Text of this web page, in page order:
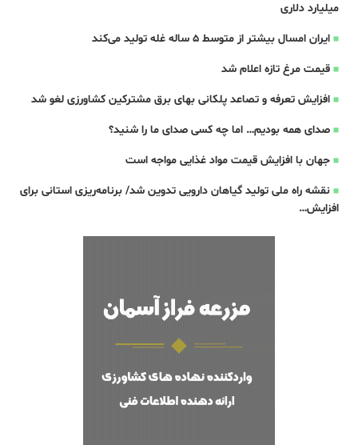
میلیارد دلاری
ایران امسال بیشتر از متوسط 5 ساله غله تولید می‌کند
قیمت مرغ تازه اعلام شد
افزایش تعرفه و تصاعد پلکانی بهای برق مشترکین کشاورزی لغو شد
صدای همه بودیم… اما چه کسی صدای ما را شنید؟
جهان با افزایش قیمت مواد غذایی مواجه است
نقشه راه ملی تولید گیاهان دارویی تدوین شد/ برنامه‌ریزی استانی برای
افزایش…